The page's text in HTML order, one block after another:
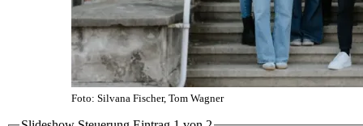
Foto: Silvana Fischer, Tom Wagner